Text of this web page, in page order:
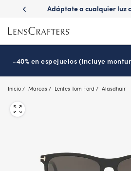
main
content
con
Adáptate a cualquier luz
-40% en espejuelos (Incluye
Inicio Marcas Lentes Tom Ford Alasdhair